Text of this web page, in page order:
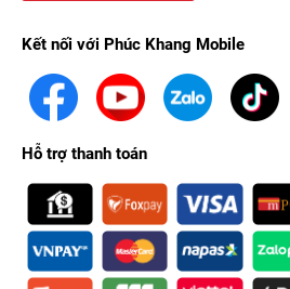
Kết nối với Phúc Khang Mobile
Hỗ trợ thanh toán